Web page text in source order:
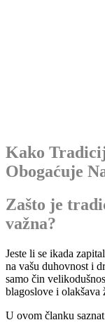
Kako
Obogaćuje
Zašto je
važna?
Jeste li se ikada
na vašu duhovnost i
samo čin
blagoslove i olakšava
U ovom članku saznat